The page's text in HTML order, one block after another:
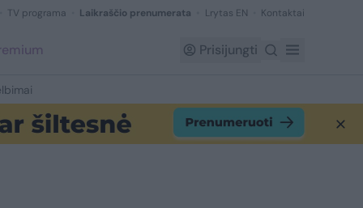
TV programa Laikraščio prenumerata Lrytas EN Kontaktai
Prisijungti